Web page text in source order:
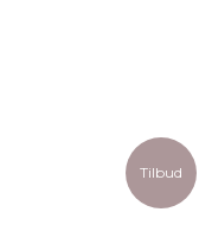
Tilbud